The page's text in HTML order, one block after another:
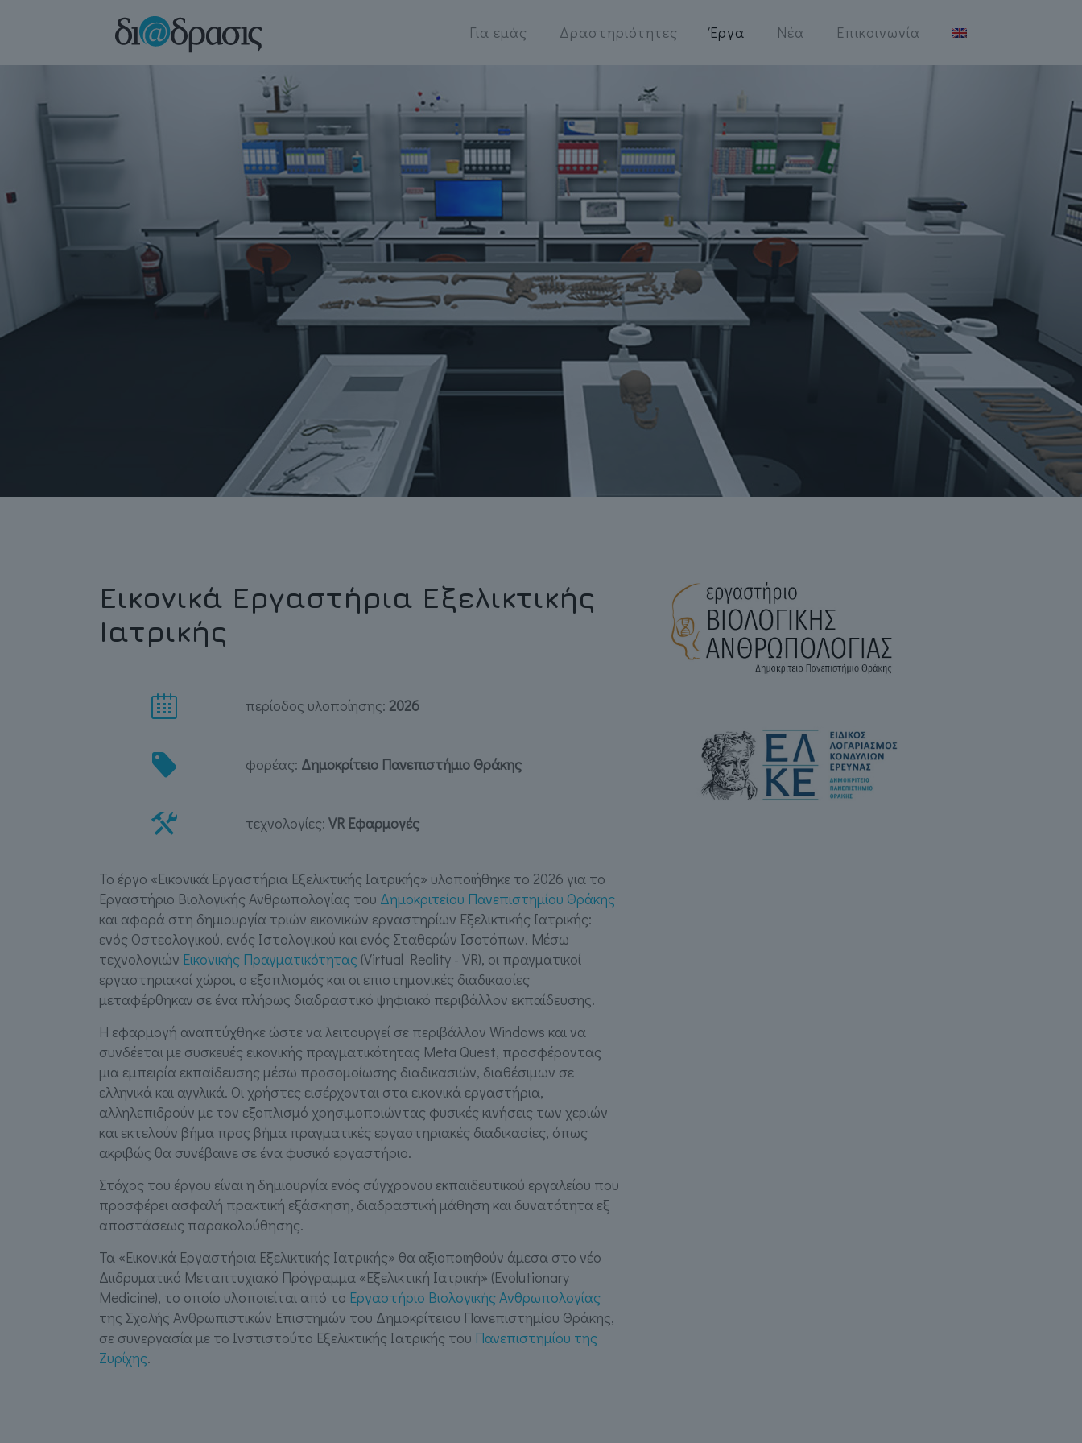
Για εμάς Δραστηριότητες Έργα Νέα Επικοινωνία
Εικονικά Εργαστήρια Εξελικτικής
Ιατρικής
περίοδος υλοποίησης: 2026
φορέας: Δημοκρίτειο Πανεπιστήμιο Θράκης
τεχνολογίες:VR Εφαρμογές
Το έργο «Εικονικά Εργαστήρια Εξελικτικής Ιατρικής» υλοποιήθηκε το 2026 για το
Εργαστήριο Βιολογικής Ανθρωπολογίας του Δημοκριτείου Πανεπιστημίου Θράκης
και αφορά στη δημιουργία τριών εικονικών εργαστηρίων Εξελικτικής Ιατρικής:
ενός Οστεολογικού, ενός Ιστολογικού και ενός Σταθερών Ισοτόπων. Μέσω
τεχνολογιών Εικονικής Πραγματικότητας (Virtual Reality - VR), οι πραγματικοί
εργαστηριακοί χώροι, ο εξοπλισμός και οι επιστημονικές διαδικασίες
μεταφέρθηκαν σε ένα πλήρως διαδραστικό ψηφιακό περιβάλλον εκπαίδευσης.
Η εφαρμογή αναπτύχθηκε ώστε να λειτουργεί σε περιβάλλον Windows και να
συνδέεται με συσκευές εικονικής πραγματικότητας Meta Quest, προσφέροντας
μια εμπειρία εκπαίδευσης μέσω προσομοίωσης διαδικασιών, διαθέσιμων σε
ελληνικά και αγγλικά. Οι χρήστες εισέρχονται στα εικονικά εργαστήρια,
αλληλεπιδρούν με τον εξοπλισμό χρησιμοποιώντας φυσικές κινήσεις των χεριών
και εκτελούν βήμα προς βήμα πραγματικές εργαστηριακές διαδικασίες, όπως
ακριβώς θα συνέβαινε σε ένα φυσικό εργαστήριο.
Στόχος του έργου είναι η δημιουργία ενός σύγχρονου εκπαιδευτικού εργαλείου που
προσφέρει ασφαλή πρακτική εξάσκηση, διαδραστική μάθηση και δυνατότητα εξ
αποστάσεως παρακολούθησης.
Τα «Εικονικά Εργαστήρια Εξελικτικής Ιατρικής» θα αξιοποιηθούν άμεσα στο νέο
Διιδρυματικό Μεταπτυχιακό Πρόγραμμα «Εξελικτική Ιατρική» (Evolutionary
Medicine), το οποίο υλοποιείται από το Εργαστήριο Βιολογικής Ανθρωπολογίας
της Σχολής Ανθρωπιστικών Επιστημών του Δημοκρίτειου Πανεπιστημίου Θράκης,
σε συνεργασία με το Ινστιστούτο Εξελικτικής Ιατρικής του Πανεπιστημίου της
Ζυρίχης.